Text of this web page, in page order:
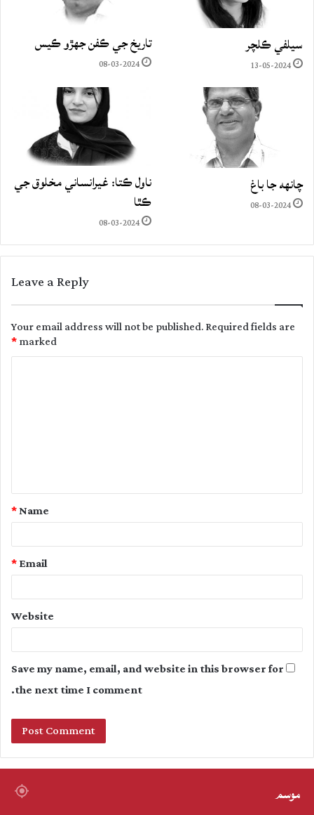
سيلفي ڪلچر
13-05-2024
تاريخ جي ڪفن جھڙو ڪيس
08-03-2024
چانهه جا باغ
08-03-2024
ناول ڪتا: غيرانساني مخلوق جي
ڪٿا
08-03-2024
Leave a Reply
Your email address will not be published.Required fields are
marked
*
t
Name
*
Email
*
Website
Save my name, email, and website in this browser for
the next time I comment.
موسم